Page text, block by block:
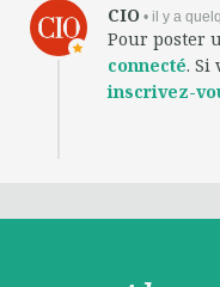
CIO • il y a
Pour poster
connecté. Si
inscrivez-